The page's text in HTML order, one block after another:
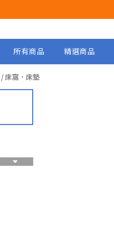
所有商品 精選商品
/床窩．床墊